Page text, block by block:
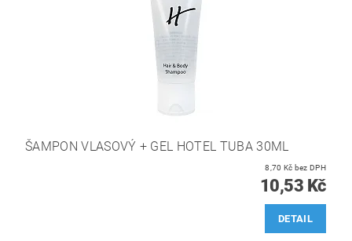
ŠAMPON VLASOVÝ + GEL HOTEL TUBA 30ML
8,70 Kč bez DPH
10,53 Kč
DETAIL